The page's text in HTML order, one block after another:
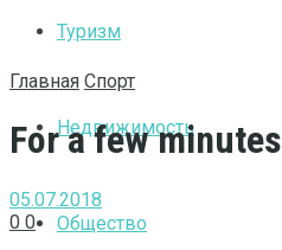
Туризм
Недвижимость
Общество
Главная Спорт
For a few minutes
05.07.2018
0 0